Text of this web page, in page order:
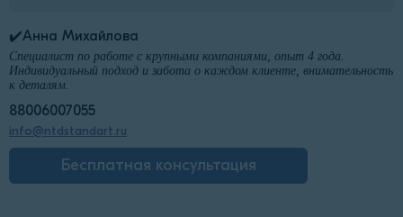
✔️Анна Михайлова
Специалист по работе с крупными компаниями, опыт 4 года.
Индивидуальный подход и забота о каждом клиенте, внимательность
к деталям.
88006007055
info@ntdstandart.ru
Бесплатная консультация